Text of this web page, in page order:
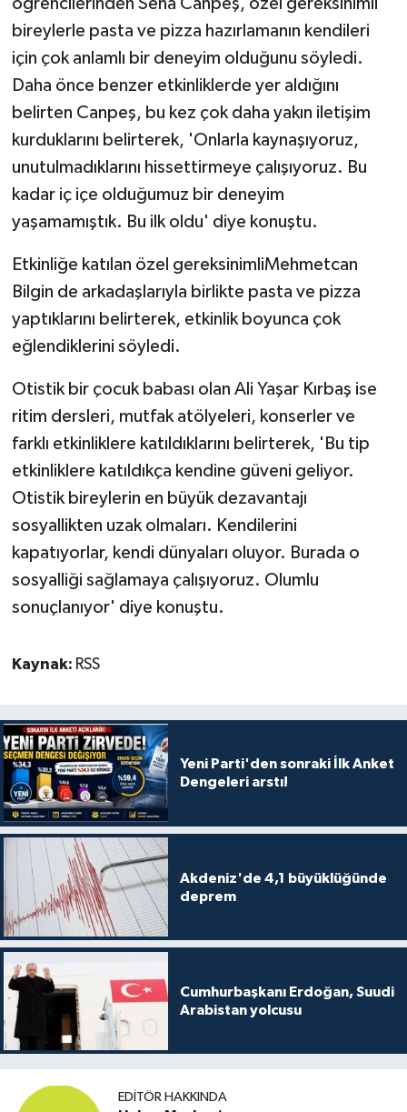
bireylerle pasta ve pizza hazırlamanın kendileri
için çok anlamlı bir deneyim olduğunu söyledi.
Daha önce benzer etkinliklerde yer aldığını
belirten Canpeş, bu kez çok daha yakın iletişim
kurduklarını belirterek, 'Onlarla kaynaşıyoruz,
unutulmadıklarını hissettirmeye çalışıyoruz. Bu
kadar iç içe olduğumuz bir deneyim
yaşamamıştık. Bu ilk oldu' diye konuştu.
Etkinliğe katılan özel gereksinimliMehmetcan
Bilgin de arkadaşlarıyla birlikte pasta ve pizza
yaptıklarını belirterek, etkinlik boyunca çok
eğlendiklerini söyledi.
Otistik bir çocuk babası olan Ali Yaşar Kırbaş ise
ritim dersleri, mutfak atölyeleri, konserler ve
farklı etkinliklere katıldıklarını belirterek, 'Bu tip
etkinliklere katıldıkça kendine güveni geliyor.
Otistik bireylerin en büyük dezavantajı
sosyallikten uzak olmaları. Kendilerini
kapatıyorlar, kendi dünyaları oluyor. Burada o
sosyalliği sağlamaya çalışıyoruz. Olumlu
sonuçlanıyor' diye konuştu.
Kaynak: RSS
Yeni Parti'den sonraki İlk Anket
Dengeleri arstı!
Akdeniz'de 4,1 büyüklüğünde
deprem
Cumhurbaşkanı Erdoğan, Suudi
Arabistan yolcusu
EDITÖR HAKKINDA